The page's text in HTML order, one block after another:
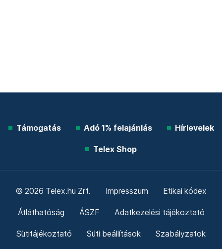
Támogatás Adó 1% felajánlás Hírlevelek
Telex Shop
© 2026 Telex.hu Zrt. Impresszum Etikai kódex
Átláthatóság ÁSZF Adatkezelési tájékoztató
Sütitájékoztató Süti beállítások Szabályzatok